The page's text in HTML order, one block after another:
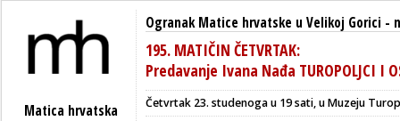
Matica hrvatska
Ogranak Matice hrvatske u Velikoj Gorici -
195. MATIČIN ČETVRTAK:
Predavanje Ivana Nađa TUROPOLJCI I
Četvrtak 23. studenoga u 19 sati, u Muzeju